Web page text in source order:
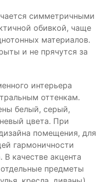
симметричными
обивкой, чаще
материалов.
и не прячутся за
интерьера
оттенкам.
белый, серый,
цвета. При
помещения, для
гармоничности
В качестве акцента
предметы